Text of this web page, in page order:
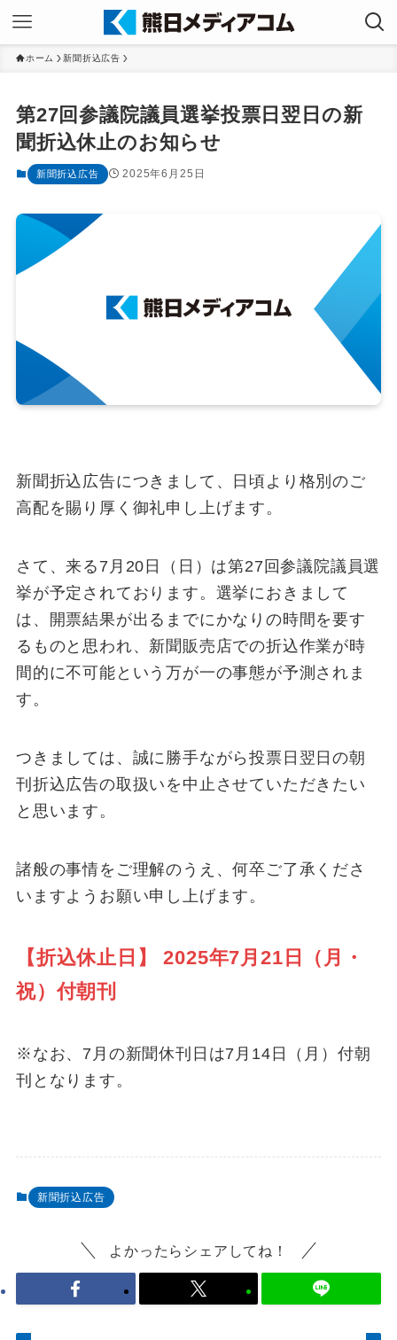
ホーム 新聞折込広告
第27回参議院議員選挙投票日翌日の新
聞折込休止のお知らせ
新聞折込広告 2025年6月25日
新聞折込広告につきまして、日頃より格別のご
高配を賜り厚く御礼申し上げます。
さて、来る7月20日（日）は第27回参議院議員選
挙が予定されております。選挙におきまして
は、開票結果が出るまでにかなりの時間を要す
るものと思われ、新聞販売店での折込作業が時
間的に不可能という万が一の事態が予測されま
す。
つきましては、誠に勝手ながら投票日翌日の朝
刊折込広告の取扱いを中止させていただきたい
と思います。
諸般の事情をご理解のうえ、何卒ご了承くださ
いますようお願い申し上げます。
【折込休止日】 2025年7月21日（月・
祝）付朝刊
※なお、7月の新聞休刊日は7月14日（月）付朝
刊となります。
新聞折込広告
よかったらシェアしてね！